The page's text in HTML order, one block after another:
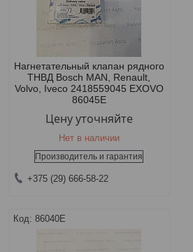
Нагнетательный клапан рядного
ТНВД Bosch MAN, Renault,
Volvo, Iveco 2418559045 EXOVO
86045E
Цену уточняйте
Нет в наличии
Производитель и гарантия
+375 (29) 666-58-22
86040E